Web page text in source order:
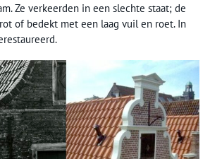
Ze verkeerden in een slechte staat; de
of bedekt met een laag vuil en roet. In